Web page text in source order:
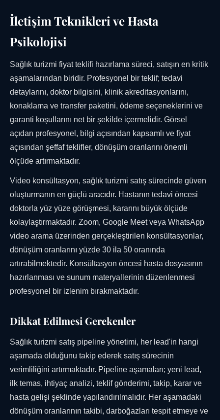
İletişim Teknikleri ve Hasta
Psikolojisi
Sağlık turizmi fiyat teklifi hazırlama süreci, satışın en kritik
aşamalarından biridir. Profesyonel bir teklif; tedavi
detaylarını, doktor bilgisini, klinik akreditasyonlarını,
konaklama ve transfer paketini, ödeme seçeneklerini ve
garanti koşullarını net bir şekilde içermelidir. Görsel
açıdan profesyonel, bilgi açısından kapsamlı ve fiyat
açısından şeffaf teklifler, dönüşüm oranlarını önemli
ölçüde artırmaktadır.
Video konsültasyon, sağlık turizmi satış sürecinde güven
oluşturmanın en güçlü aracıdır. Hastanın tedavi öncesi
doktorla yüz yüze görüşmesi, kararını büyük ölçüde
kolaylaştırmaktadır. Zoom, Google Meet veya WhatsApp
video arama üzerinden gerçekleştirilen konsültasyonlar,
dönüşüm oranlarını yüzde 30 ila 50 oranında
artırabilmektedir. Konsültasyon öncesi hasta dosyasının
hazırlanması ve sunum materyallerinin düzenlenmesi
profesyonel bir izlenim bırakmaktadır.
Dikkat Edilmesi Gerekenler
Sağlık turizmi satış pipeline yönetimi, her lead'in hangi
aşamada olduğunu takip ederek satış sürecinin
verimliliğini artırmaktadır. Pipeline aşamaları; yeni lead,
ilk temas, ihtiyaç analizi, teklif gönderimi, takip, karar ve
hasta gelişi şeklinde yapılandırılmalıdır. Her aşamadaki
dönüşüm oranlarının takibi, darboğazları tespit etmeye ve